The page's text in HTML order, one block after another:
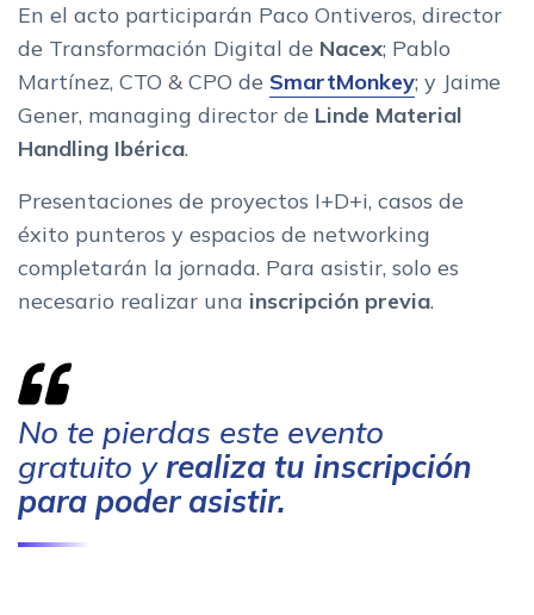
En el acto participarán Paco Ontiveros, director
de Transformación Digital de Nacex; Pablo
Martínez, CTO & CPO de SmartMonkey; y Jaime
Gener, managing director de Linde Material
Handling Ibérica.
Presentaciones de proyectos I+D+i, casos de
éxito punteros y espacios de networking
completarán la jornada. Para asistir, solo es
necesario realizar una inscripción previa.
No te pierdas este evento
gratuito yrealiza tu inscripción
para poder asistir.